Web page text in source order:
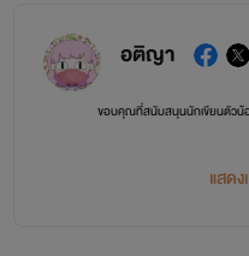
อติญา
ขอบคุณที่สนับสนุนนักเขียนตัว
แสด